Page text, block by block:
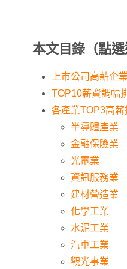
本文目錄（點
上市公司高薪企
TOP10薪資調幅
各產業TOP3高薪
半導體產業
金融保險業
光電業
資訊服務業
建材營造業
化學工業
水泥工業
汽車工業
觀光事業